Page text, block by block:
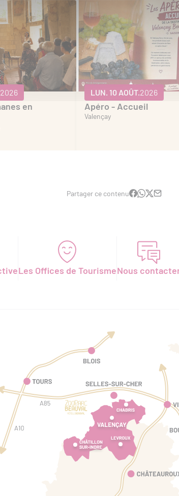
2026
en
LUN. 10 AOÛT.2026
Apéro - Accueil
Valençay
2026 MER. 12 AOÛT. 2026
Luçay-le-Mâle
Bois d'Ô
VEN. 14 AOÛT.
Atelier découverte du
Partager ce contenu
Les Offices de TourismeNous